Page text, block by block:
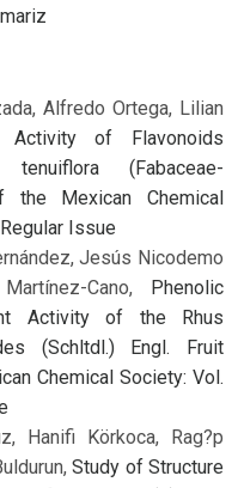
Alfredo Ortega, Lilian
Activity of Flavonoids
(Fabaceae-
the Mexican Chemical
Issue
Jesús Nicodemo
Cano,
Phenolic
Activity of the Rhus
(Schltdl.) Engl. Fruit
Chemical Society: Vol.
Hanifi Körkoca, Rag?p
Study of Structure